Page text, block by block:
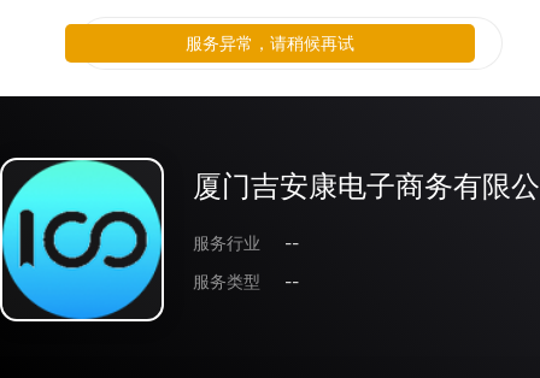
厦门吉安康电子商务有限
服务行业
--
服务类型
--
服务异常，请稍候再试